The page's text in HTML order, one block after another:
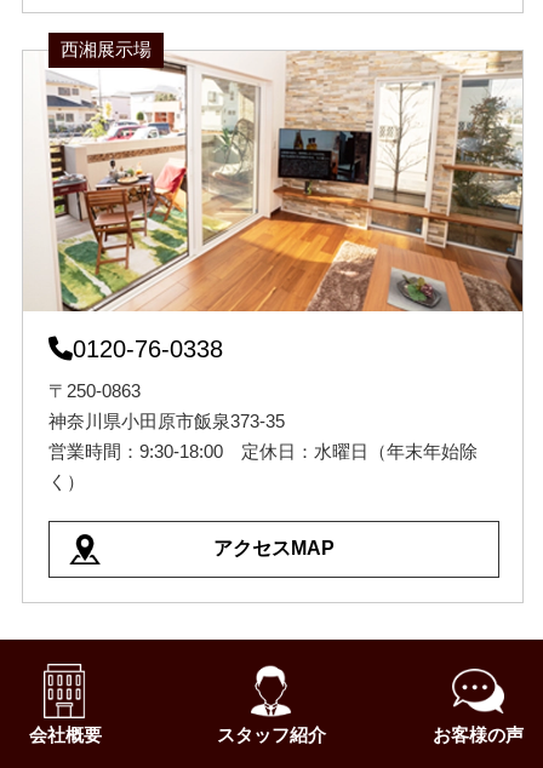
西湘展示場
0120-76-0338
〒250-0863
神奈川県小田原市飯泉373-35
営業時間：9:30-18:00 定休日：水曜日（年末年始除
く）
アクセスMAP
会社概要 スタッフ紹介 お客様の声